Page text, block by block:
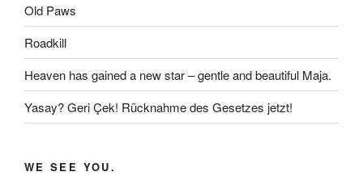
Old Paws
Roadkill
Heaven has gained a new star – gentle and beautiful Maja.
Yasay? Geri Çek! Rücknahme des Gesetzes jetzt!
WE SEE YOU.